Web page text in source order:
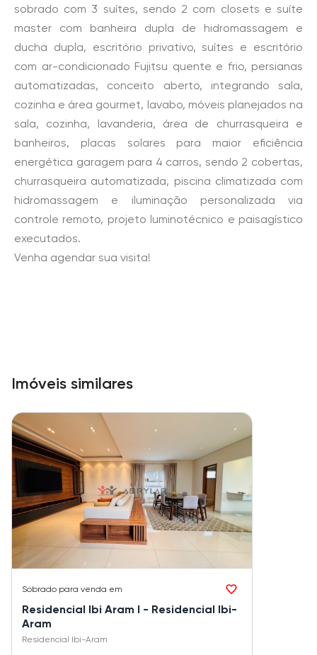
sobrado com 3 suítes, sendo 2 com closets e suíte
master com banheira dupla de hidromassagem e
ducha dupla, escritório privativo, suítes e escritório
com ar-condicionado Fujitsu quente e frio, persianas
automatizadas, conceito aberto, integrando sala,
cozinha e área gourmet, lavabo, móveis planejados na
sala, cozinha, lavanderia, área de churrasqueira e
banheiros, placas solares para maior eficiência
energética garagem para 4 carros, sendo 2 cobertas,
churrasqueira automatizada, piscina climatizada com
hidromassagem e iluminação personalizada via
controle remoto, projeto luminotécnico e paisagístico
executados.
Venha agendar sua visita!
Imóveis similares
Sobrado para venda em
Residencial Ibi Aram I - Residencial Ibi-
Aram
Residencial Ibi-Aram